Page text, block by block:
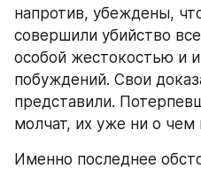
напротив, убеждены,
совершили убийство
особой жестокостью и
побуждений. Свои
представили.
молчат, их уже ни о чем
Именно последнее